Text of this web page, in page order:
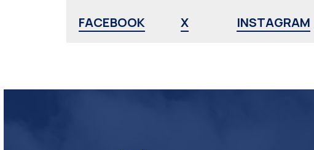
FACEBOOK X INSTAGRAM